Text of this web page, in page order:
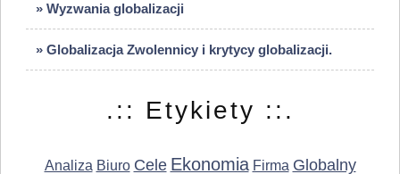
» Wyzwania globalizacji
» Globalizacja Zwolennicy i krytycy globalizacji.
.:: Etykiety ::.
Analiza Biuro Cele Ekonomia Firma Globalny